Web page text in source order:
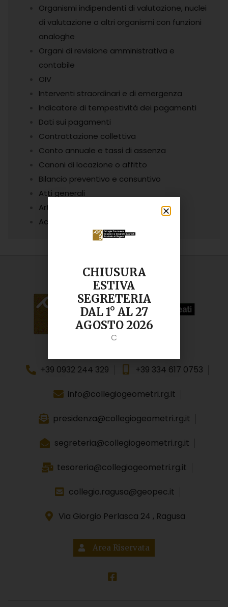
Organismi indipendenti di valutazione, nuclei
di valutazione o altri organismi con funzioni
analoghe
Organi di revisione amministrativa e
contabile
OIV
Interventi straordinari e di emergenza
Indicatore di tempestività dei pagamenti
Dati sui pagamenti
Contrattazione collettiva
Conto annuale e tassi di assenza
Canoni di locazione o affitto
Bilancio preventivo e consuntivo
Atti generali
Articolazione degli uffici
Accesso civico
+39 0932 244 329 +39 334 617 0753
info@collegiogeometri.rg.it
presidenza@collegiogeometri.rg.it
segreteria@collegiogeometri.rg.it
tesoreria@collegiogeometri.rg.it
collegio.ragusa@geopec.it
Via Giorgio Perlasca 24 , Ragusa
Area Riservata
CHIUSURA
ESTIVA
SEGRETERIA
DAL 1° AL 27
AGOSTO 2026
C